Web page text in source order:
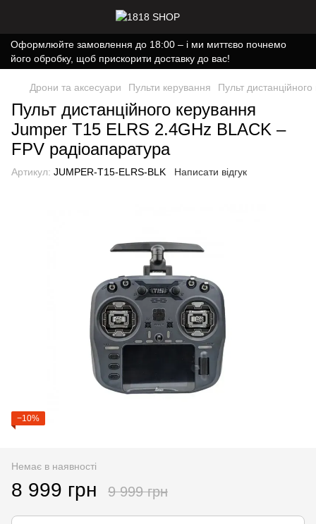
Оформлюйте замовлення до 18:00 – і ми миттєво почнемо
його обробку, щоб прискорити доставку до вас!
Дрони та аксесуари Пульти керування Пульт
Пульт дистанційного керування
Jumper T15 ELRS 2.4GHz BLACK –
FPV радіоапаратура
Артикул: JUMPER-T15-ELRS-BLK Написати відгук
−10%
Немає в наявності
8 999 грн 9 999 грн